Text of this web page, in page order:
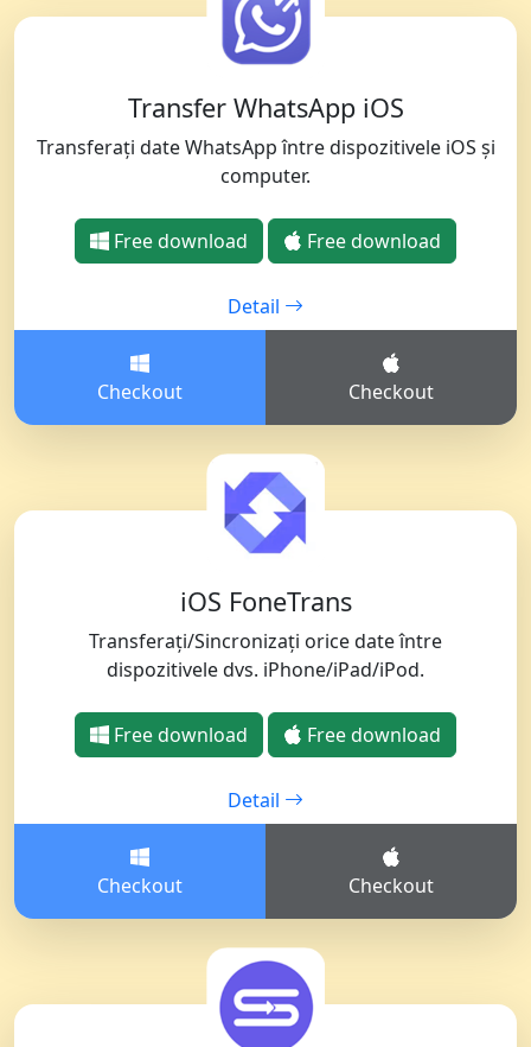
Transfer WhatsApp iOS
Transferați date WhatsApp între dispozitivele iOS și
computer.
Free download Free download
Detail
Checkout Checkout
iOS FoneTrans
Transferați/Sincronizați orice date între
dispozitivele dvs. iPhone/iPad/iPod.
Free download Free download
Detail
Checkout Checkout